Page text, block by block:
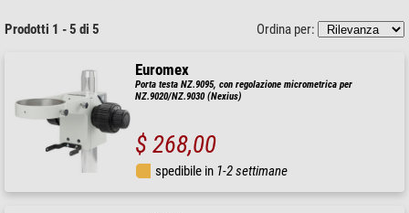
Prodotti 1 - 5 di 5 Ordina per:
Euromex
Porta testa NZ.9095, con regolazione micrometrica per
NZ.9020/NZ.9030 (Nexius)
$ 268,00
spedibile in 1-2 settimane